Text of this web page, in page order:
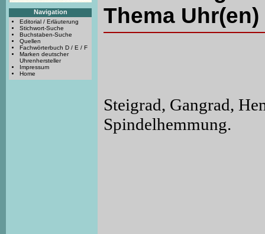
Navigation
Editorial / Erläuterung
Stichwort-Suche
Buchstaben-Suche
Quellen
Fachwörterbuch D / E / F
Marken deutscher
Uhrenhersteller
Impressum
Home
Thema
Steigrad, Gangrad,
Spindelhemmung.